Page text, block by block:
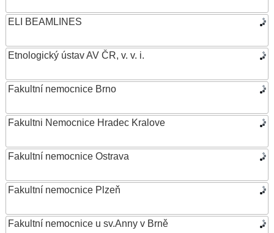
ELI BEAMLINES
Etnologický ústav AV ČR, v. v. i.
Fakultní nemocnice Brno
Fakultni Nemocnice Hradec Kralove
Fakultní nemocnice Ostrava
Fakultní nemocnice Plzeň
Fakultní nemocnice u sv.Anny v Brně